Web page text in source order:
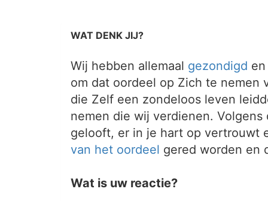
WAT DENK JIJ?
Wij hebben allemaal gezondigd
om dat oordeel op Zich te
die Zelf een zondeloos leven
nemen die wij verdienen.
gelooft, er in je hart op vertrouwt
van het oordeel gered worden en
Wat is uw reactie?